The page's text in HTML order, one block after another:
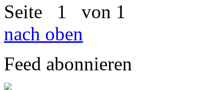
Seite 1 von 1
nach oben
Feed abonnieren